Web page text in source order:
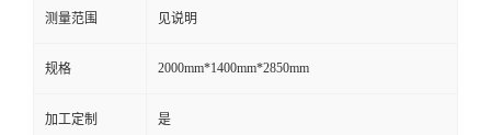
言
测量范围 见说明
规格 2000mm*1400mm*2850mm
加工定制 是